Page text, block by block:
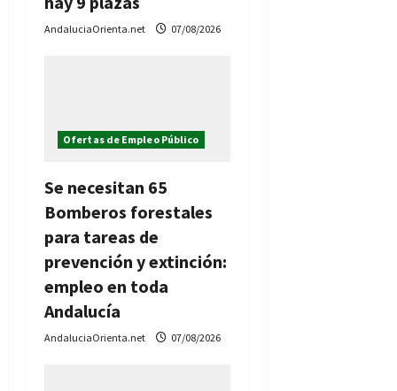
AndaluciaOrienta.net 07/08/2026
Ofertas de Empleo Público
Se necesitan 65
Bomberos forestales
para tareas de
prevención y extinción:
empleo en toda
Andalucía
AndaluciaOrienta.net 07/08/2026